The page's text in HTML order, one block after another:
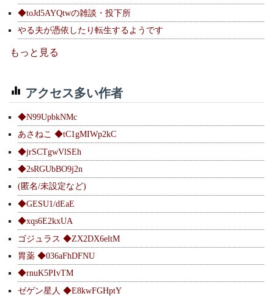
◆toJd5AYQtwの雑談・投下所
やる夫が憑依したり転生するようです
もっと見る
アクセス多い作者
◆N99UpbkNMc
あさねこ ◆tC1gMIWp2kC
◆jrSCTgwVlSEh
◆2sRGUbBO9j2n
(匿名/未設定など)
◆GESU1/dEaE
◆xqs6E2kxUA
ゴジュラス ◆ZX2DX6eltM
胃薬 ◆036aFhDFNU
◆rnuK5PIvTM
ゼゲン星人 ◆E8kwFGHptY